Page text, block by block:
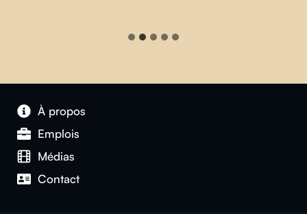
À propos
Emplois
Médias
Contact